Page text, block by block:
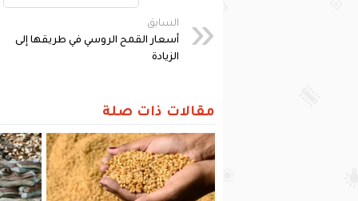
السابق
أسعار القمح الروسي في طريقها إلى
الزيادة
مقالات ذات صلة